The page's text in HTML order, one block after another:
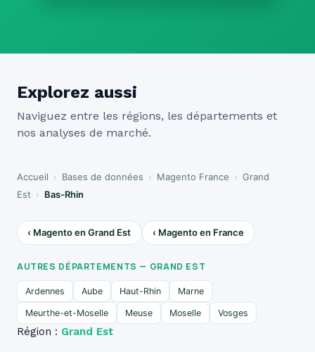
Explorez aussi
Naviguez entre les régions, les départements et
nos analyses de marché.
Accueil › Bases de données › Magento France › Grand
Est › Bas-Rhin
‹ Magento en Grand Est ‹ Magento en France
AUTRES DÉPARTEMENTS — GRAND EST
Ardennes Aube Haut-Rhin Marne
Meurthe-et-Moselle Meuse Moselle Vosges
Région : Grand Est